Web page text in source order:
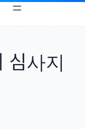
심사지